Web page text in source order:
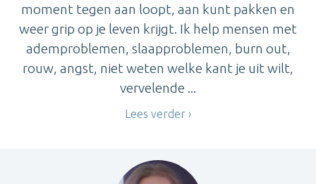
moment tegen aan loopt, aan kunt pakken en
weer grip op je leven krijgt. Ik help mensen met
ademproblemen, slaapproblemen, burn out,
rouw, angst, niet weten welke kant je uit wilt,
vervelende ...
Lees verder